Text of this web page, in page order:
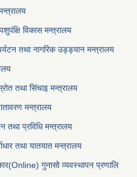
विकास मन्त्रालय
तथा नागरिक उड्ड्यान मन्त्रालय
तथा सिंचाइ मन्‍त्रालय
मन्त्रालय
तथा प्रविधि मन्त्रालय
तथा यातयात मन्त्रालय
गुनासो व्यवस्थापन प्रणालि